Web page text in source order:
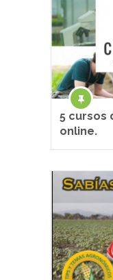
5 cursos
online.